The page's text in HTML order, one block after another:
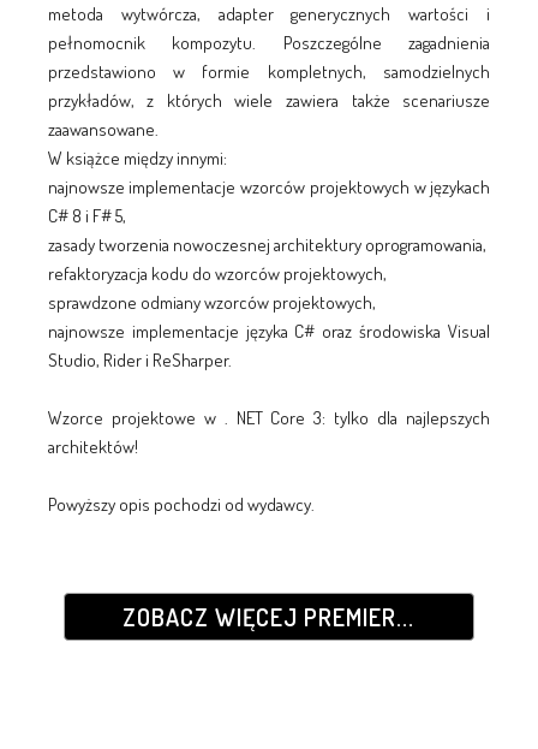
metoda wytwórcza, adapter generycznych wartości i
pełnomocnik kompozytu. Poszczególne zagadnienia
przedstawiono w formie kompletnych, samodzielnych
przykładów, z których wiele zawiera także scenariusze
zaawansowane.
W książce między innymi:
najnowsze implementacje wzorców projektowych w językach
C# 8 i F# 5,
zasady tworzenia nowoczesnej architektury oprogramowania,
refaktoryzacja kodu do wzorców projektowych,
sprawdzone odmiany wzorców projektowych,
najnowsze implementacje języka C# oraz środowiska Visual
Studio, Rider i ReSharper.
Wzorce projektowe w . NET Core 3: tylko dla najlepszych
architektów!
Powyższy opis pochodzi od wydawcy.
ZOBACZ WIĘCEJ PREMIER...